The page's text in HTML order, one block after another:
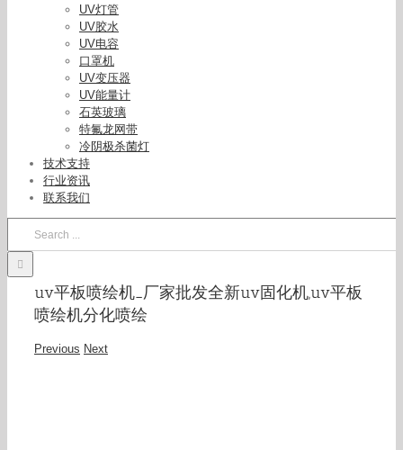
UV灯管
UV胶水
UV电容
口罩机
UV变压器
UV能量计
石英玻璃
特氟龙网带
冷阴极杀菌灯
技术支持
行业资讯
联系我们
uv平板喷绘机_厂家批发全新uv固化机,uv平板
喷绘机分化喷绘
Previous Next